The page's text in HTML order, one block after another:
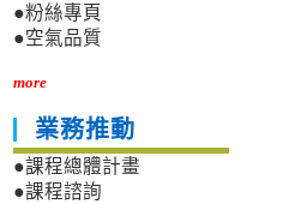
●粉絲專頁
●空氣品質
more
業務推動
●課程總體計畫
●課程諮詢